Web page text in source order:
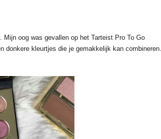
oog was gevallen op het Tarteist Pro To Go
donkere kleurtjes die je gemakkelijk kan